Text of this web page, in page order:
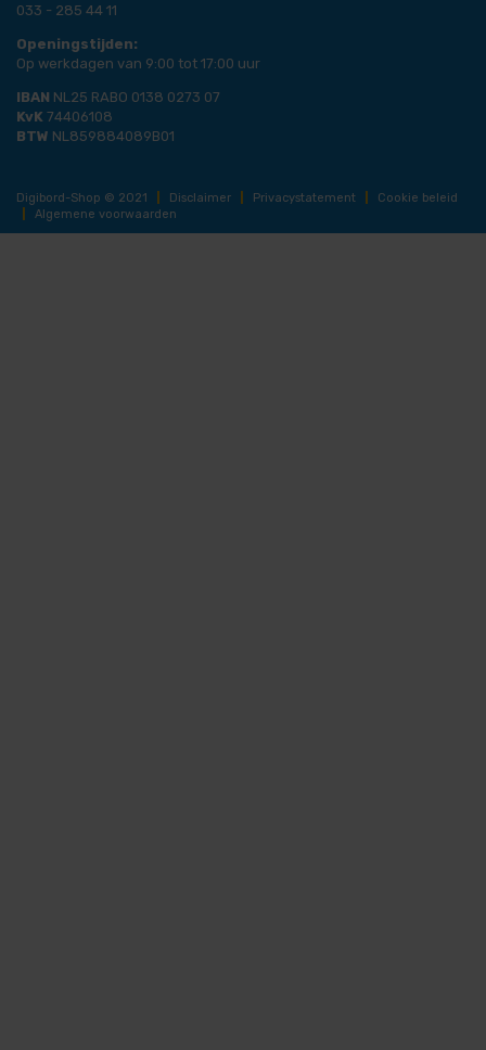
033 - 285 44 11
Openingstijden:
Op werkdagen van 9:00 tot 17:00 uur
IBAN NL25 RABO 0138 0273 07
KvK 74406108
BTW NL859884089B01
Digibord-Shop © 2021 Disclaimer Privacystatement
Cookie beleid
Algemene voorwaarden